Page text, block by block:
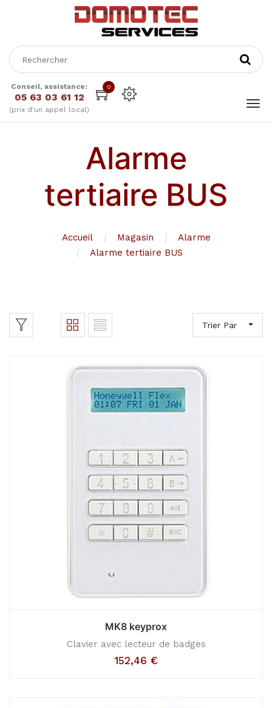
Conseil, assistance:
05 63 03 61 12
(prix d'un appel local)
0
Alarme
tertiaire BUS
Accueil Magasin
Alarme
Alarme tertiaire BUS
Trier Par
MK8 keyprox
Clavier avec lecteur de badges
152,46 €